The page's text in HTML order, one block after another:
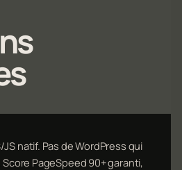
natif. Pas de WordPress qui
PageSpeed 90+ garanti,